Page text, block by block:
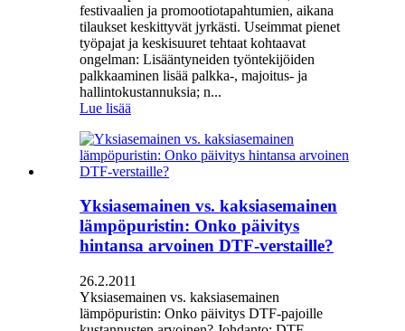
festivaalien ja promootiotapahtumien, aikana
tilaukset keskittyvät jyrkästi. Useimmat pienet
työpajat ja keskisuuret tehtaat kohtaavat
ongelman: Lisääntyneiden työntekijöiden
palkkaaminen lisää palkka-, majoitus- ja
hallintokustannuksia; n...
Lue lisää
Yksiasemainen vs. kaksiasemainen
lämpöpuristin: Onko päivitys
hintansa arvoinen DTF-verstaille?
26.2.2011
Yksiasemainen vs. kaksiasemainen
lämpöpuristin: Onko päivitys DTF-pajoille